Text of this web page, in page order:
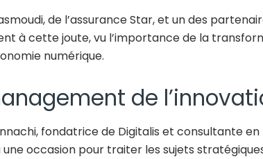
de l’assurance Star, et un des
à cette joute, vu l’importance de la
numérique.
de
fondatrice de Digitalis et consultante
une occasion pour traiter les sujets